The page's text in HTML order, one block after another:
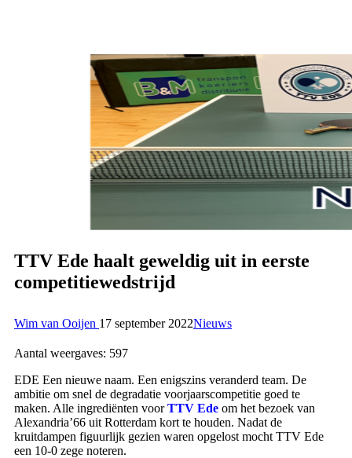
TTV Ede haalt geweldig uit in eerste
competitiewedstrijd
Wim van Ooijen 17 september 2022Nieuws
Aantal weergaves: 597
EDE Een nieuwe naam. Een enigszins veranderd team. De
ambitie om snel de degradatie voorjaarscompetitie goed te
maken. Alle ingrediënten voor TTV Ede om het bezoek van
Alexandria’66 uit Rotterdam kort te houden. Nadat de
kruitdampen figuurlijk gezien waren opgelost mocht TTV Ede
een 10-0 zege noteren.